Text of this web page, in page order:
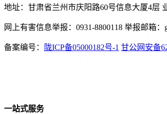
地址：甘肃省兰州市庆阳路60号信息大厦4层
网上有害信息举报：0931-8800118 举报邮箱：
备案编号： 陇ICP备05000182号-1 甘公网安备
一站式服务